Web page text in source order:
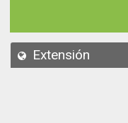
API
Extensión